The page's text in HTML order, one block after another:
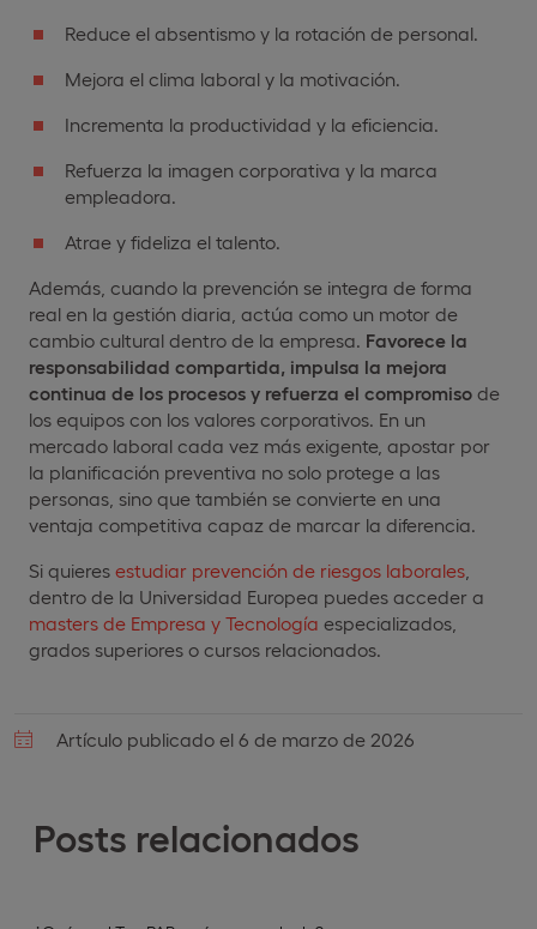
Posts relacionados
Reduce el absentismo y la rotación de personal.
Mejora el clima laboral y la motivación.
Incrementa la productividad y la eficiencia.
Refuerza la imagen corporativa y la marca
empleadora.
Atrae y fideliza el talento.
Además, cuando la prevención se integra de forma
real en la gestión diaria, actúa como un motor de
cambio cultural dentro de la empresa. Favorece la
responsabilidad compartida, impulsa la mejora
continua de los procesos y refuerza el compromiso de
los equipos con los valores corporativos. En un
mercado laboral cada vez más exigente, apostar por
la planificación preventiva no solo protege a las
personas, sino que también se convierte en una
ventaja competitiva capaz de marcar la diferencia.
Si quieres estudiar prevención de riesgos laborales
dentro de la Universidad Europea puedes acceder a
masters de Empresa y Tecnología especializados,
grados superiores o cursos relacionados.
Artículo publicado el 6 de marzo de 2026